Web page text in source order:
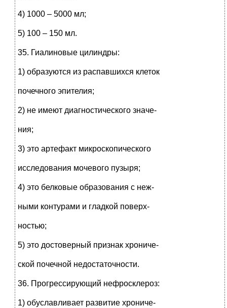
4) 1000 – 5000 мл;
5) 100 – 150 мл.
35. Гиалиновые цилиндры:
1) образуются из распавшихся клеток
почечного эпителия;
2) не имеют диагностического значе-
ния;
3) это артефакт микроскопического
исследования мочевого пузыря;
4) это белковые образования с неж-
ными контурами и гладкой поверх-
ностью;
5) это достоверный признак хрониче-
ской почечной недостаточности.
36. Прогрессирующий нефросклероз:
1) обуславливает развитие хрониче-